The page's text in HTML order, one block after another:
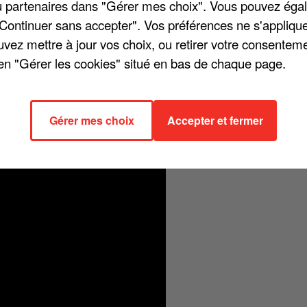
son single « Encore un soir », la star mondiale a décidé de
à René Angélil, son mari, manager, et surtout homme de sa vie,
la chanson, Céline Dion ne ferait pas sa vie différemment : « Les
rien / Si c'était à refaire / Je passerais par toi / Si c'était à refaire /
partenaires dans "Gérer mes choix". Vous pouvez
sans accepter". Vos préférences ne
mettre à jour vos choix, ou retirer votre
"Gérer les cookies" situé en bas de chaque page.
Gérer mes choix Accepter et fermer